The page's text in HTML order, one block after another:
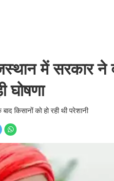
में सरकार ने दी
घोषणा
किसानों को हो रही थी परेशानी